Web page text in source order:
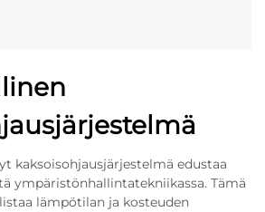
kaksoisohjausjärjestelmä edustaa
ympäristönhallintatekniikassa. Tämä
lämpötilan ja kosteuden